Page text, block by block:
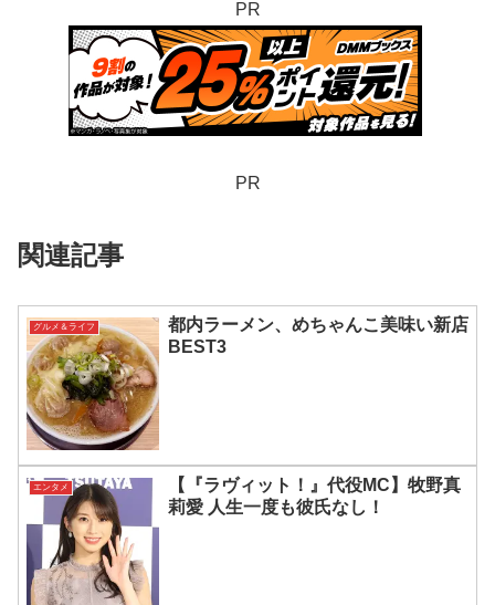
PR
PR
関連記事
グルメ＆ライフ
都内ラーメン、めちゃんこ美味い新店
BEST3
エンタメ
【『ラヴィット！』代役MC】牧野真
莉愛 人生一度も彼氏なし！